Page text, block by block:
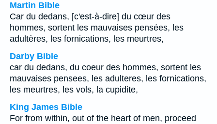
Martin Bible
Car du dedans, [c'est-à-dire] du cœur des
hommes, sortent les mauvaises pensées, les
adultères, les fornications, les meurtres,
Darby Bible
car du dedans, du coeur des hommes, sortent les
mauvaises pensees, les adulteres, les fornications,
les meurtres, les vols, la cupidite,
King James Bible
For from within, out of the heart of men, proceed